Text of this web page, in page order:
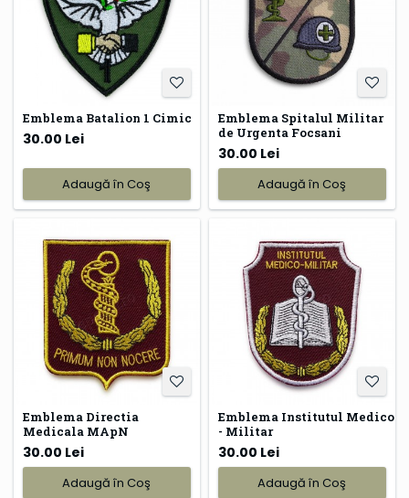
Emblema Batalion 1 Cimic
30.00 Lei
Adaugă în Coş
Emblema Spitalul Militar
de Urgenta Focsani
30.00 Lei
Adaugă în Coş
Emblema Directia
Medicala MApN
30.00 Lei
Adaugă în Coş
Emblema Institutul Medico
- Militar
30.00 Lei
Adaugă în Coş